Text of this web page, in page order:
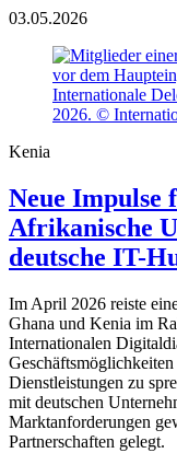
03.05.2026
Internationale
2026. ©
Kenia
Neue Impulse
Afrikanische
deutsche IT-
Im April 2026 reiste
Ghana und Kenia im
Internationalen
Dienstleistungen zu
mit deutschen
Marktanforderungen
Partnerschaften gelegt.